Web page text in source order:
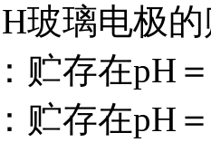
璃电极的
在pH＝4
在pH＝7